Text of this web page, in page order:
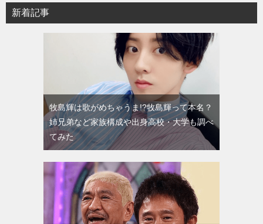
新着記事
牧島輝は歌がめちゃうま!?牧島輝って本名？
姉兄弟など家族構成や出身高校・大学も調べ
てみた